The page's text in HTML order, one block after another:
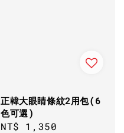
正韓大眼睛條紋2用包(6
色可選)
Regular
NT$ 1,350